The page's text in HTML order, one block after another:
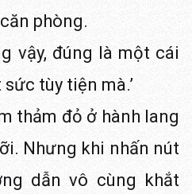
phòng.
vậy, đúng là một cái
tùy tiện mà.’
thảm đỏ ở hành lang
Nhưng khi nhấn nút
dẫn vô cùng khắt